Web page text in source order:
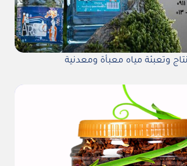
وتعبئة مياه معبأة ومعدنية